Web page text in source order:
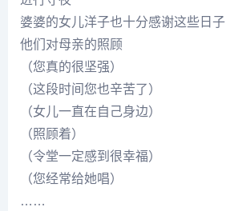
婆婆的女儿洋子也十分感谢这些日子
他们对母亲的照顾
（您真的很坚强）
（这段时间您也辛苦了）
（女儿一直在自己身边）
（照顾着）
（令堂一定感到很幸福）
（您经常给她唱）
……